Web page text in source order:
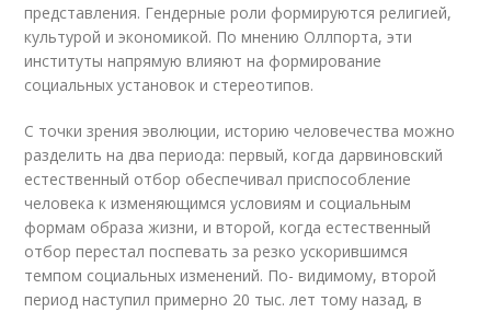
представления. Гендерные роли формируются религией,
культурой и экономикой. По мнению Оллпорта, эти
институты напрямую влияют на формирование
социальных установок и стереотипов.
С точки зрения эволюции, историю человечества можно
разделить на два периода: первый, когда дарвиновский
естественный отбор обеспечивал приспособление
человека к изменяющимся условиям и социальным
формам образа жизни, и второй, когда естественный
отбор перестал поспевать за резко ускорившимся
темпом социальных изменений. По- видимому, второй
период наступил примерно 20 тыс. лет тому назад, в